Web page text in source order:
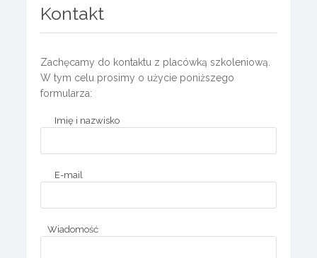
Kontakt
Zachęcamy do kontaktu z placówką szkoleniową.
W tym celu prosimy o użycie poniższego
formularza:
Imię i nazwisko
E-mail
Wiadomość